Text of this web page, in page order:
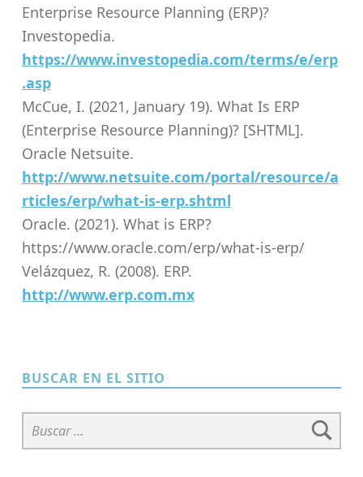
Enterprise Resource Planning (ERP)?
Investopedia.
https://www.investopedia.com/terms/e/erp
.asp
McCue, I. (2021, January 19). What Is ERP
(Enterprise Resource Planning)? [SHTML].
Oracle Netsuite.
http://www.netsuite.com/portal/resource/a
rticles/erp/what-is-erp.shtml
Oracle. (2021). What is ERP?
https://www.oracle.com/erp/what-is-erp/
Velázquez, R. (2008). ERP.
http://www.erp.com.mx
Skip back to main navigation
BUSCAR EN EL SITIO
Buscar: